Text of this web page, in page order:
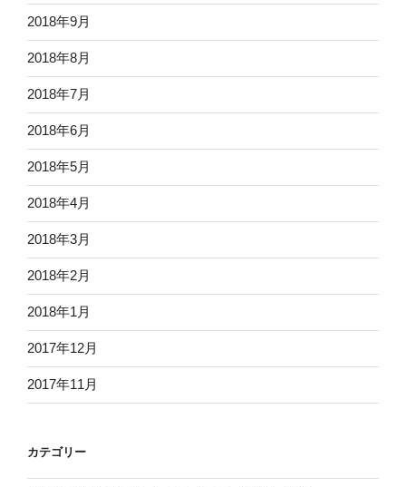
2018年9月
2018年8月
2018年7月
2018年6月
2018年5月
2018年4月
2018年3月
2018年2月
2018年1月
2017年12月
2017年11月
カテゴリー